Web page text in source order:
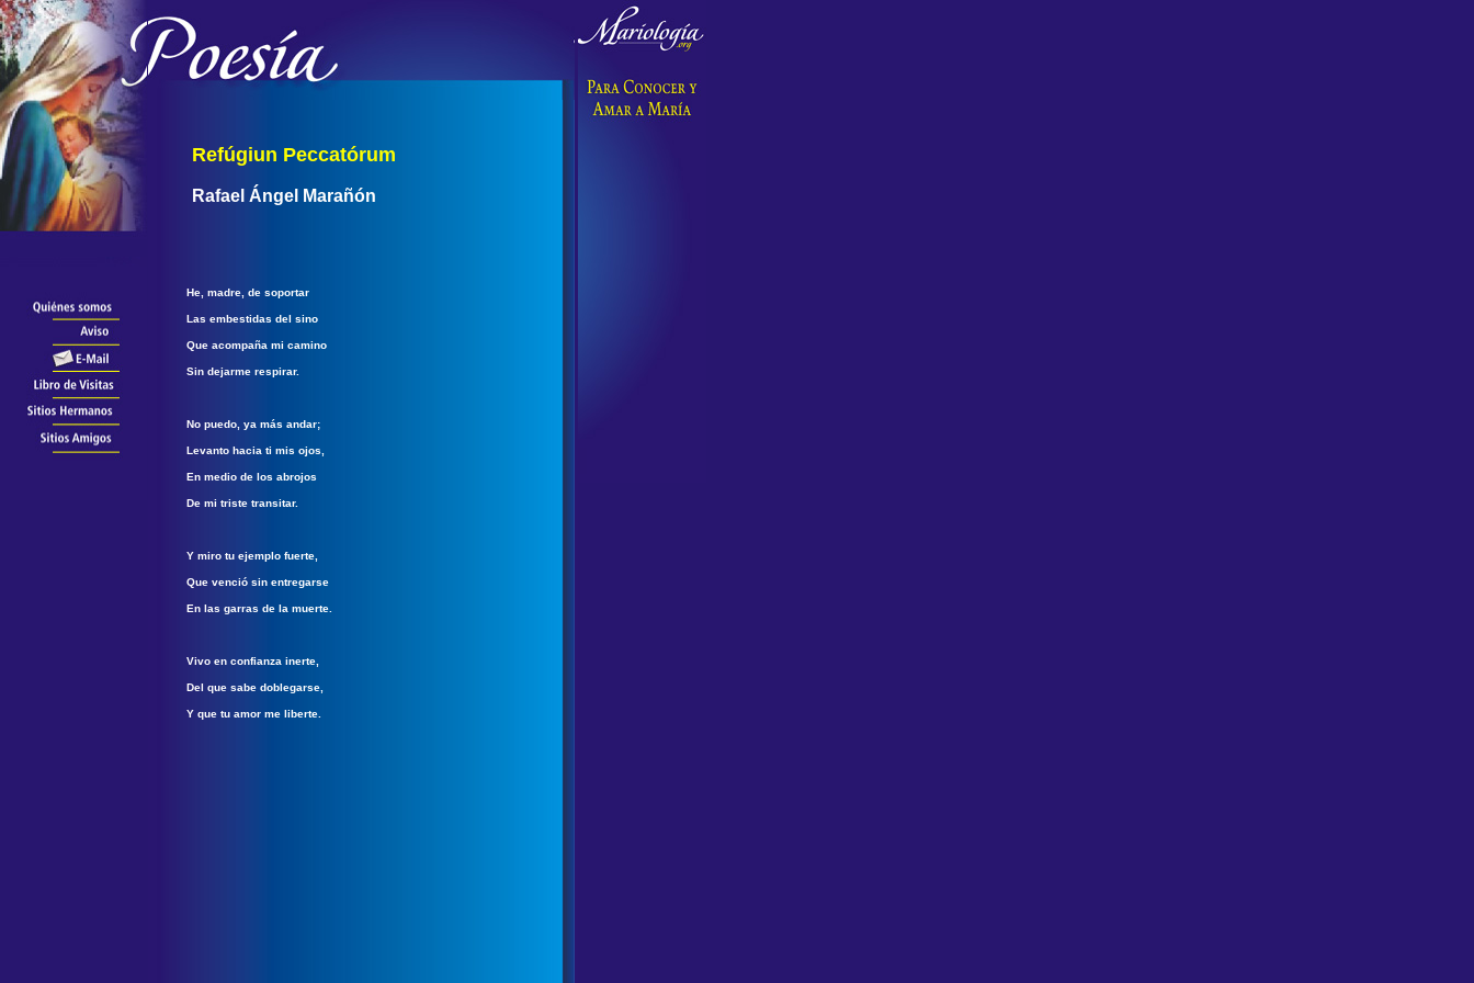
Refúgiun Peccatórum
Rafael Ángel Marañón
He, madre, de soportar
Las embestidas del sino
Que acompaña mi camino
Sin dejarme respirar.
No puedo, ya más andar;
Levanto hacia ti mis ojos,
En medio de los abrojos
De mi triste transitar.
Y miro tu ejemplo fuerte,
Que venció sin entregarse
En las garras de la muerte.
Vivo en confianza inerte,
Del que sabe doblegarse,
Y que tu amor me liberte.